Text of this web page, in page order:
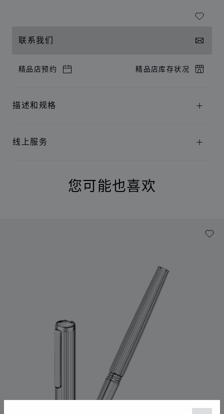
联系我们
精品店预约 精品店库存状况
描述和规格
线上服务
您可能也喜欢